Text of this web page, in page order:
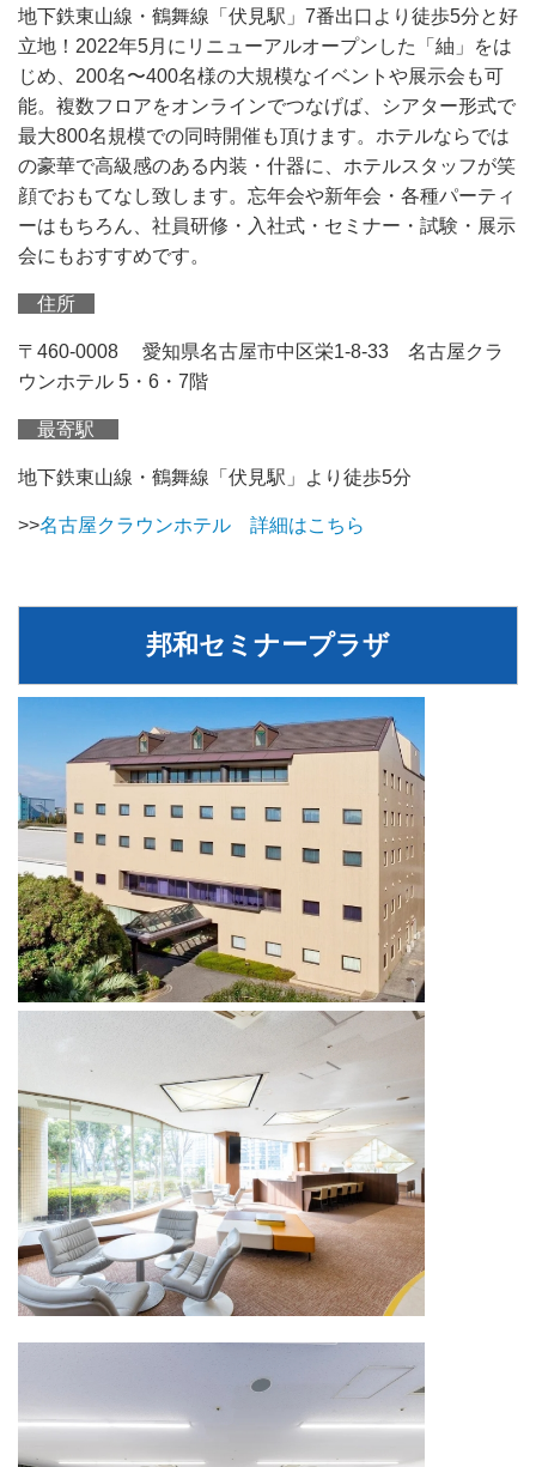
地下鉄東山線・鶴舞線「伏見駅」7番出口より徒歩5分と好
立地！2022年5月にリニューアルオープンした「紬」をは
じめ、200名〜400名様の大規模なイベントや展示会も可
能。複数フロアをオンラインでつなげば、シアター形式で
最大800名規模での同時開催も頂けます。ホテルならでは
の豪華で高級感のある内装・什器に、ホテルスタッフが笑
顔でおもてなし致します。忘年会や新年会・各種パーティ
ーはもちろん、社員研修・入社式・セミナー・試験・展示
会にもおすすめです。
住所
〒460-0008 愛知県名古屋市中区栄1-8-33 名古屋クラ
ウンホテル 5・6・7階
最寄駅
地下鉄東山線・鶴舞線「伏見駅」より徒歩5分
>>名古屋クラウンホテル 詳細はこちら
邦和セミナープラザ